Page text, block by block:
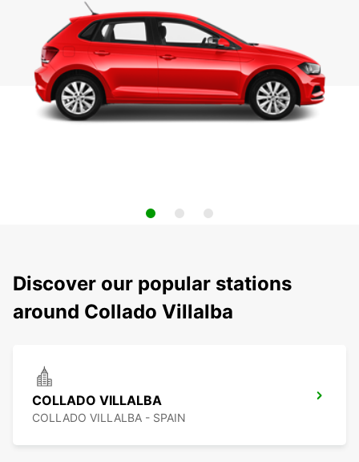
Discover our popular stations
around Collado Villalba
COLLADO VILLALBA
COLLADO VILLALBA - SPAIN